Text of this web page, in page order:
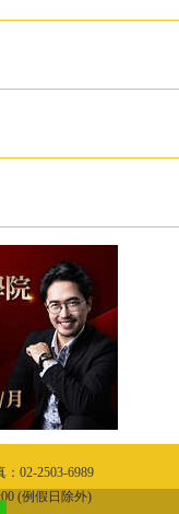
02-2503-6989
(例假日除外)